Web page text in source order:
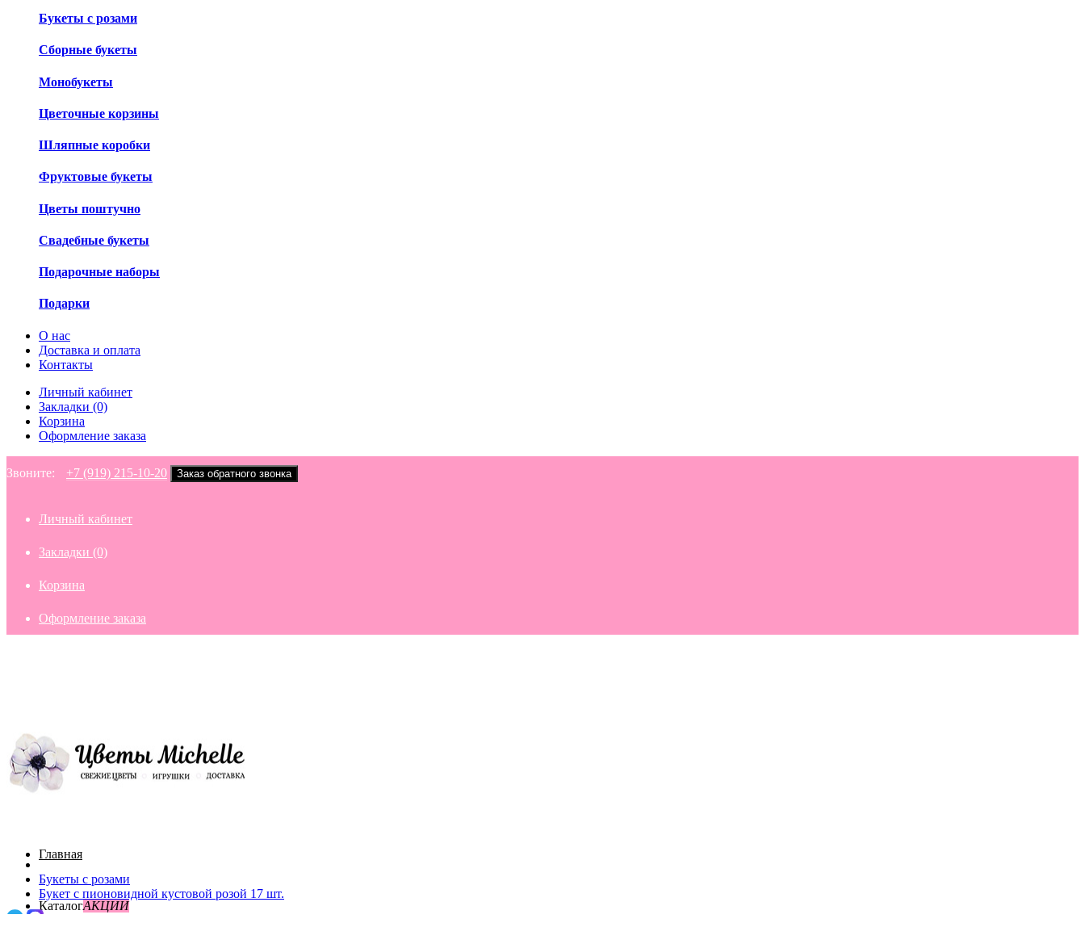
Букеты с розами
Сборные букеты
Монобукеты
Цветочные корзины
Шляпные коробки
Фруктовые букеты
Цветы поштучно
Свадебные букеты
Подарочные наборы
Подарки
О нас
Доставка и оплата
Контакты
Личный кабинет
Закладки (0)
Корзина
Оформление заказа
Звоните: +7 (919) 215-10-20 Заказ обратного звонка
Личный кабинет
Закладки (0)
Корзина
Оформление заказа
Главная
КаталогАКЦИИ
Букеты с розами
Букет с пионовидной кустовой розой 17 шт.